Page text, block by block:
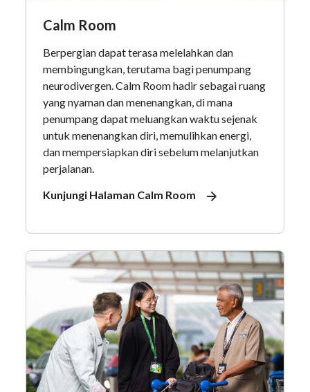
Calm Room
Berpergian dapat terasa melelahkan dan
membingungkan, terutama bagi penumpang
neurodivergen. Calm Room hadir sebagai ruang
yang nyaman dan menenangkan, di mana
penumpang dapat meluangkan waktu sejenak
untuk menenangkan diri, memulihkan energi,
dan mempersiapkan diri sebelum melanjutkan
perjalanan.
Kunjungi Halaman Calm Room